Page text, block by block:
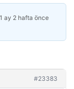
1 ay 2 hafta önce
#23383